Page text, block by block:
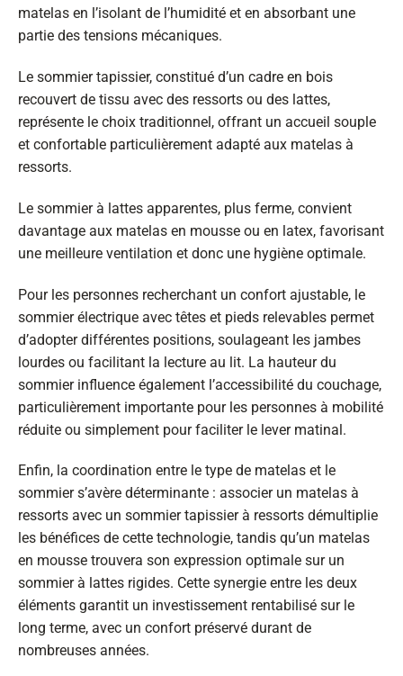
matelas en l’isolant de l’humidité et en absorbant une
partie des tensions mécaniques.
Le sommier tapissier, constitué d’un cadre en bois
recouvert de tissu avec des ressorts ou des lattes,
représente le choix traditionnel, offrant un accueil souple
et confortable particulièrement adapté aux matelas à
ressorts.
Le sommier à lattes apparentes, plus ferme, convient
davantage aux matelas en mousse ou en latex, favorisant
une meilleure ventilation et donc une hygiène optimale.
Pour les personnes recherchant un confort ajustable, le
sommier électrique avec têtes et pieds relevables permet
d’adopter différentes positions, soulageant les jambes
lourdes ou facilitant la lecture au lit. La hauteur du
sommier influence également l’accessibilité du couchage,
particulièrement importante pour les personnes à mobilité
réduite ou simplement pour faciliter le lever matinal.
Enfin, la coordination entre le type de matelas et le
sommier s’avère déterminante : associer un matelas à
ressorts avec un sommier tapissier à ressorts démultiplie
les bénéfices de cette technologie, tandis qu’un matelas
en mousse trouvera son expression optimale sur un
sommier à lattes rigides. Cette synergie entre les deux
éléments garantit un investissement rentabilisé sur le
long terme, avec un confort préservé durant de
nombreuses années.